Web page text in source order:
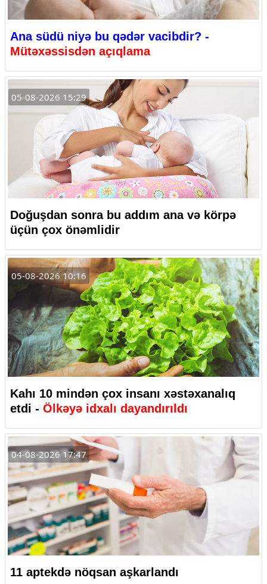
Ana südü niyə bu qədər vacibdir? -
Mütəxəssisdən açıqlama
05-08-2026 15:29
Doğuşdan sonra bu addım ana və körpə
üçün çox önəmlidir
05-08-2026 10:16
Kahı 10 mindən çox insanı xəstəxanalıq
etdi - Ölkəyə idxalı dayandırıldı
04-08-2026 17:47
11 aptekdə nöqsan aşkarlandı